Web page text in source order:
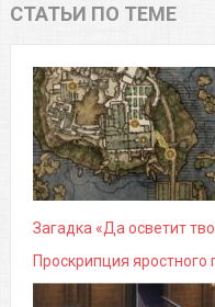
СТАТЬИ ПО ТЕМЕ
Загадка «Да осветит
Проскрипция яростного